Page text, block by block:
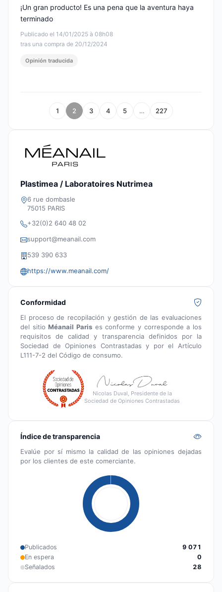
Publicado el 14/01/2025 à 08h08
tras una compra de 20/12/2024
¡Un gran producto! Es una pena que la aventura haya
terminado
Opinión traducida
1 2 3 4 5 … 227
Plastimea / Laboratoires Nutrimea
6 rue dombasle
75015 PARIS
+32(0)2 640 48 02
support@meanail.com
539 390 633
https://www.meanail.com/
Conformidad
El proceso de recopilación y gestión de las evaluaciones
del sitioMéanail Paris es conforme y corresponde a los
requisitos de calidad y transparencia definidos por la
Sociedad de Opiniones Contrastadas y por el Artículo
L111-7-2 del Código de consumo.
Nicolas Duval, Presidente de la
Sociedad de Opiniones Contrastadas
Índice de transparencia
Evalúe por sí mismo la calidad de las opiniones dejadas
por los clientes de este comerciante.
Publicados
9 071
En espera
0
Señalados
28